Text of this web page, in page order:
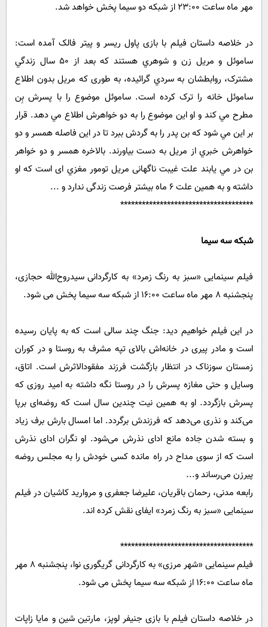
مهر ماه ساعت 23:00 از شبکه دو سیما پخش خواهد شد.
در خلاصه داستان فیلم با بازی پاول ریسر و پیتر فالک آمده است:
ساموئل و مريل زن و شوهري هستند که بعد از 50 سال زندگي
مشترک، روابطشان به سردي گرائيده، به طوری که مريل بدون اطلاع
ساموئل خانه را ترک کرده است. ساموئل موضوع را با پسرش بِن
مطرح مي کند و او اين موضوع را به دو خواهرش اطلاع مي دهد. قرار
بر اين مي شود که بن پدر را به گردش ببرد تا در اين فاصله همسر و دو
خواهرش خبري از مريل به دست بياورند. بالاخره همسر و دو خواهر
بن در مي يابند علت غیبت ناگهانی مريل تومور مغزي ای است که او
داشته و به همین علت 6 ماه بیشتر فرصت زندگی ندارد و ...
*************************************
شبکه سه سیما
فیلم سینمایی «سبز به رنگ زمرد» به کارگردانی سیدروح‌الله حجازی،
پنجشنبه 8 مهر ماه ساعت 16:00 از شبکه سه سیما پخش می شود.
در این فیلم خواهیم دید: جنگ چند سالی است که به پایان رسیده
است و مادر پیری در خانه‌اش بالای تپه مشرف به روستا و در کوران
زمستان سوزناک در انتظار بازگشت فرزند مفقودالاثرش است. اتاق،
وسایل و حتی مغازه پسرش را در روستا نگه داشته به امید روزی که
پسرش بازگردد. او به همین نیت چندین سال است که روضه‌ای برپا
می‌کند و نذری می‌دهد که فرزندش برگردد. اما امسال بارش برف زیاد
و بسته شدن جاده مانع ادای نذرش می‌شود. او نگران ادای نذرش
است که از سوی مداح در راه مانده کسی خودش را به مجلس روضه
پیرزن می‌رساند و...
رابعه مدنی، رحمان باقریان، علیرضا جعفری و مروارید کاشیان در فیلم
سینمایی «سبز به رنگ زمرد» ایفای نقش کرده اند.
*************************************
فیلم سینمایی «شهر مرزی» به کارگردانی گریگوری نوا، پنجشنبه 8 مهر
ماه ساعت 16:00 از شبکه سه سیما پخش می شود.
در خلاصه داستان فیلم با بازی جنیفر لوپز، مارتین شین و مایا زاپات